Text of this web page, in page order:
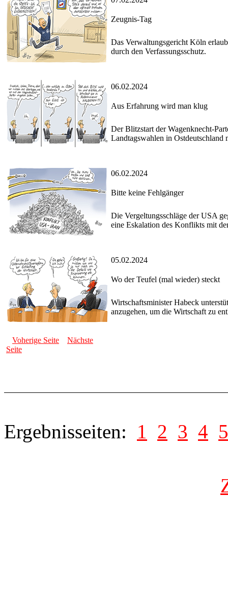
Zeugnis-Tag
Das Verwaltungsgericht Köln
durch den Verfassungsschutz.
06.02.2024
Aus Erfahrung wird man klug
Der Blitzstart der Wagenknecht-
Landtagswahlen in Ostdeutschland
06.02.2024
Bitte keine Fehlgänger
Die Vergeltungsschläge der USA
eine Eskalation des Konflikts mit
05.02.2024
Wo der Teufel (mal wieder) steckt
Wirtschaftsminister Habeck
anzugehen, um die Wirtschaft zu
Voherige Seite
Nächste
Seite
Ergebnisseiten: 1 2 3 4 5